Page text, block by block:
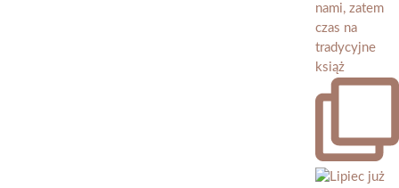
nami, zatem
czas na
tradycyjne
książ